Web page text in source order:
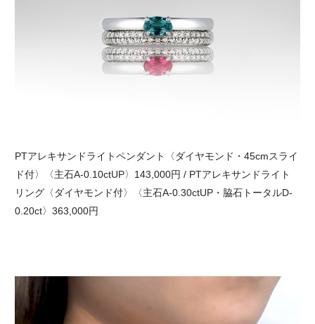
PTアレキサンドライトペンダント〈ダイヤモンド・45cmスライ
ド付〉〈主石A-0.10ctUP〉143,000円 / PTアレキサンドライト
リング〈ダイヤモンド付〉〈主石A-0.30ctUP・脇石トータルD-
0.20ct〉363,000円